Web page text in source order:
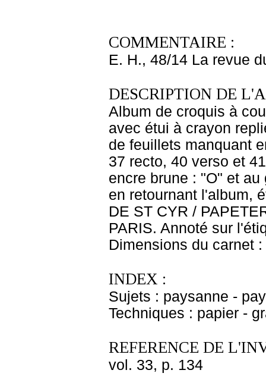
COMMENTAIRE :
E. H., 48/14 La revue
DESCRIPTION DE
Album de croquis à
avec étui à crayon
de feuillets manquant
37 recto, 40 verso et
encre brune : "O" et
en retournant l'album,
DE ST CYR /
PARIS. Annoté sur
Dimensions du carnet
INDEX :
Sujets : paysanne -
Techniques : papier -
REFERENCE DE
vol. 33, p. 134